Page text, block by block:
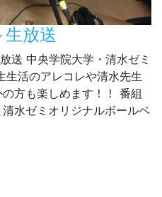
放送
送 中央学院大学・清水ゼミ
生活のアレコレや清水先生
方も楽しめます！！ 番組
水ゼミオリジナルボールペ